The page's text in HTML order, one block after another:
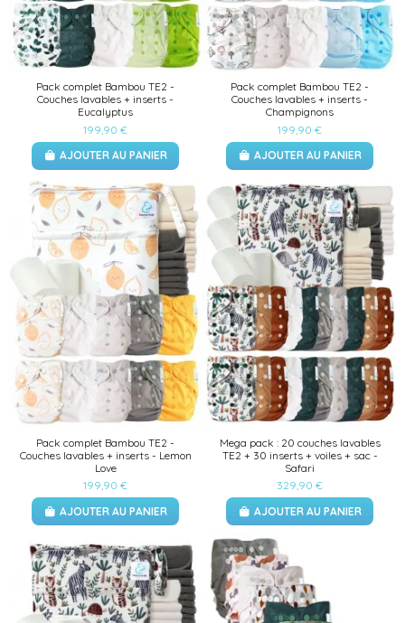
Pack complet Bambou TE2 -
Couches lavables + inserts -
Eucalyptus
199,90 €
AJOUTER AU PANIER
Pack complet Bambou TE2 -
Couches lavables + inserts -
Champignons
199,90 €
AJOUTER AU PANIER
Pack complet Bambou TE2 -
Couches lavables + inserts - Lemon
Love
199,90 €
AJOUTER AU PANIER
Mega pack : 20 couches lavables
TE2 + 30 inserts + voiles + sac -
Safari
329,90 €
AJOUTER AU PANIER